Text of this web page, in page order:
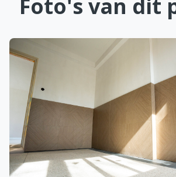
Foto's van dit